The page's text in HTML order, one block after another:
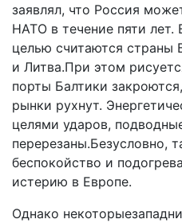
заявлял, что Россия
НАТО в течение пяти лет.
целью считаются страны
и Литва.При этом
порты Балтики
рынки рухнут.
целями ударов,
перерезаны.Безусловно,
беспокойство и
истерию в Европе.
Однако